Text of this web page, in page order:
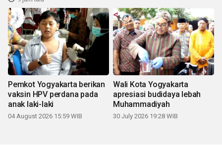
Pemkot Yogyakarta berikan
vaksin HPV perdana pada
anak laki-laki
04 August 2026 15:59 WIB
Wali Kota Yogyakarta
apresiasi budidaya lebah
Muhammadiyah
30 July 2026 19:28 WIB